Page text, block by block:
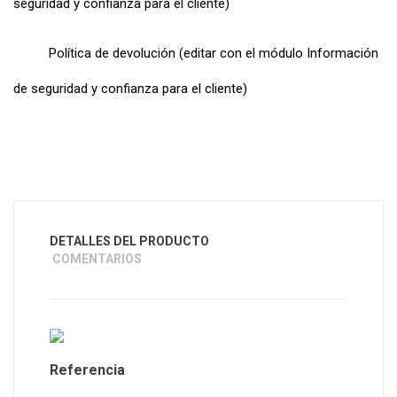
seguridad y confianza para el cliente)
Política de devolución (editar con el módulo Información
de seguridad y confianza para el cliente)
DETALLES DEL PRODUCTO
COMENTARIOS
Referencia